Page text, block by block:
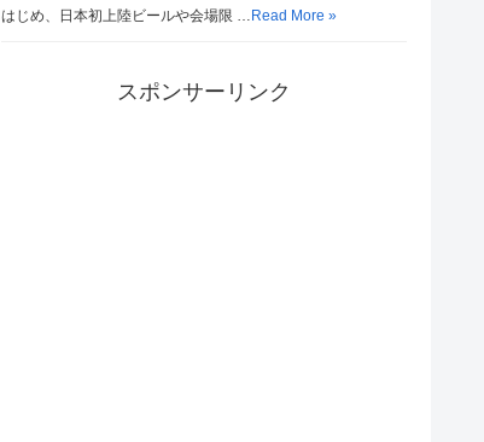
はじめ、日本初上陸ビールや会場限 … Read More »
スポンサーリンク